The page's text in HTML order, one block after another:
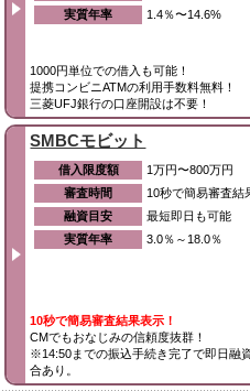
実質年率
1.4％〜14.6%
1000円単位での借入も可能！
提携コンビニATMの利用手数料無料！
三菱UFJ銀行の口座開設は不要！
SMBCモビット
借入限度額
1万円〜800万円
審査時間
10秒で簡易審査結
融資目安
最短即日も可能
実質年率
3.0％～18.0％
10秒で簡易審査結果表示！
CMでもおなじみの信頼度抜群！
※14:50までの振込手続き完了で即日融
合あり。